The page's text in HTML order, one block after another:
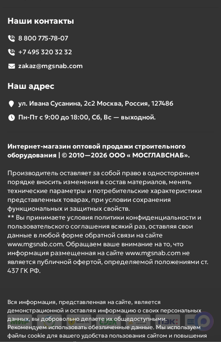
Вся информация, представленная на сайте, является
демонстрационной и оставляя информацию о своих персональных
данных, вы добровольно делаете их общедоступными.
Рекомендуем использовать обезличенные данные. Мы используем
файлы cookie для вашего удобства пользования сайтом и повышения
Наши контакты
8 800 775-78-07
+7 495 320 32 32
zakaz@mgsnab.com
Наш адрес
ул. Ивана Сусанина, 2с2 Москва, Россия, 127486
Пн-Пт с 9:00 до 18:00, Сб, Вс — выходной.
Интернет-магазин оптовой продажи строительного
оборудования | © 2010—2026 ООО « МОСГЛАВСНАБ».
Производитель оставляет за собой право в одностороннем
порядке вносить изменения в состав материалов, менять
технические параметры и потребительские характеристики
представленных товарах, при условии сохранения
функциональных и защитных свойств.
** Вы принимаете условия политики конфиденциальности и
пользовательского соглашения всякий раз, оставляя свои
данные в любой форме обратной связи на сайте
www.mgsnab.com. Обращаем ваше внимание на то, что
информация размещенная на сайте www.mgsnab.com не
является публичной офертой, определяемой положениями ст.
437 ГК РФ.